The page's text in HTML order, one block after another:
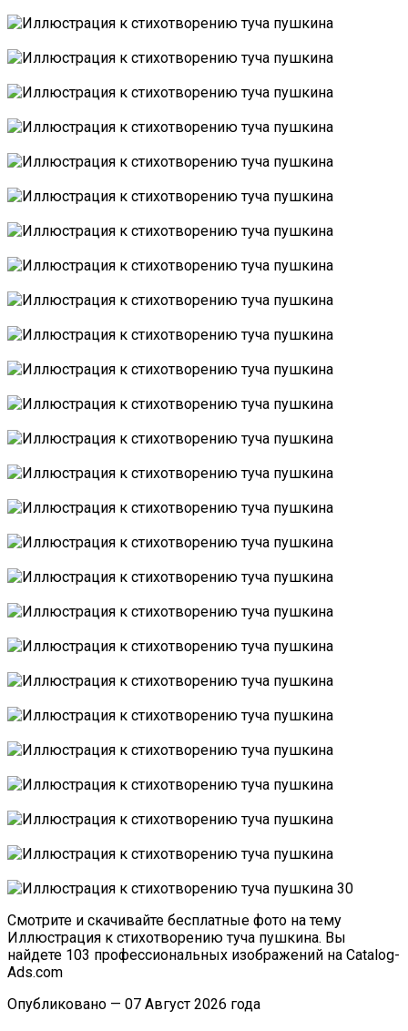
Смотрите и скачивайте бесплатные фото на тему
Иллюстрация к стихотворению туча пушкина. Вы
найдете 103 профессиональных изображений на Catalog-
Ads.com
Опубликовано — 07 Август 2026 года